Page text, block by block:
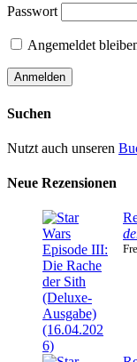
Passwort
Angemeldet
Suchen
Nutzt auch unseren
Neue Rezensionen